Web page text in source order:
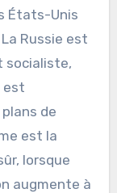
États-Unis
Russie est
socialiste,
est
de
est la
lorsque
augmente à